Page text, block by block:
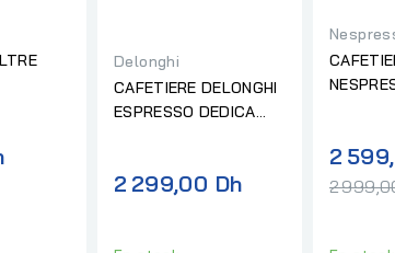
Prix
Delonghi
CAFETIERE DELONGHI
ESPRESSO DEDICA
2 299,00 Dh
2
2